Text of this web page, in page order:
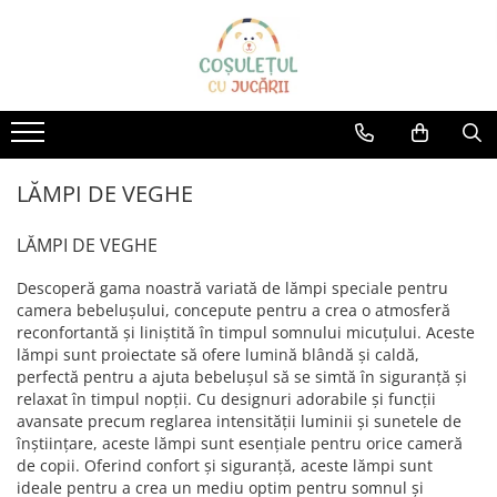
JUCĂRII BEBE
JUCĂRII EDUCATIVE
PUZZLE
JUCĂRII CONSTRUCȚIE
JUCĂRII PENTRU EXTERIOR
TOBOGANE COPII
TRICICLETE COPII
APĂ ȘI NISIP
JUCĂRII DIN LEMN
BICICLETE COPII
MAȘINUȚE ȘI MOTOCICLETE
ELECTRICE
CAMERA COPILULUI
MASUTE SI SCAUNE
ACCESORII PĂTUȚURI
LĂMPI DE VEGHE
SALTELE
CARUSEL MUZICAL
ACCESORII PENTRU BAIE
PĂTUȚ BEBE
COVORAȘE DE JOACĂ
SCAUNE DE MASĂ
SCAUNE AUTO COPII
AVENIR KIDS
AquaPlay
AS Toys
Big
Bumi
Cayro
Champion
Chipolino
Clementoni
Color my love
LĂMPI DE VEGHE
LĂMPI DE VEGHE
Descoperă gama noastră variată de lămpi speciale pentru
camera bebelușului, concepute pentru a crea o atmosferă
reconfortantă și liniștită în timpul somnului micuțului. Aceste
lămpi sunt proiectate să ofere lumină blândă și caldă,
perfectă pentru a ajuta bebelușul să se simtă în siguranță și
relaxat în timpul nopții. Cu designuri adorabile și funcții
avansate precum reglarea intensității luminii și sunetele de
înștiințare, aceste lămpi sunt esențiale pentru orice cameră
de copii. Oferind confort și siguranță, aceste lămpi sunt
ideale pentru a crea un mediu optim pentru somnul și